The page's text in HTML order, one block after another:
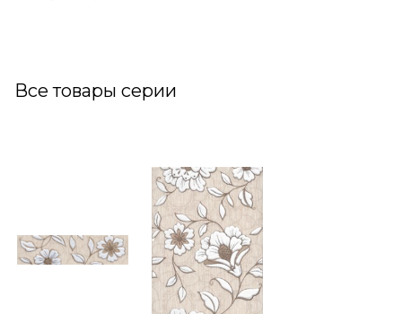
Все товары серии